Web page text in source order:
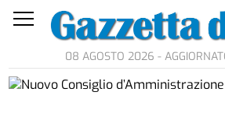
08 AGOSTO 2026 -